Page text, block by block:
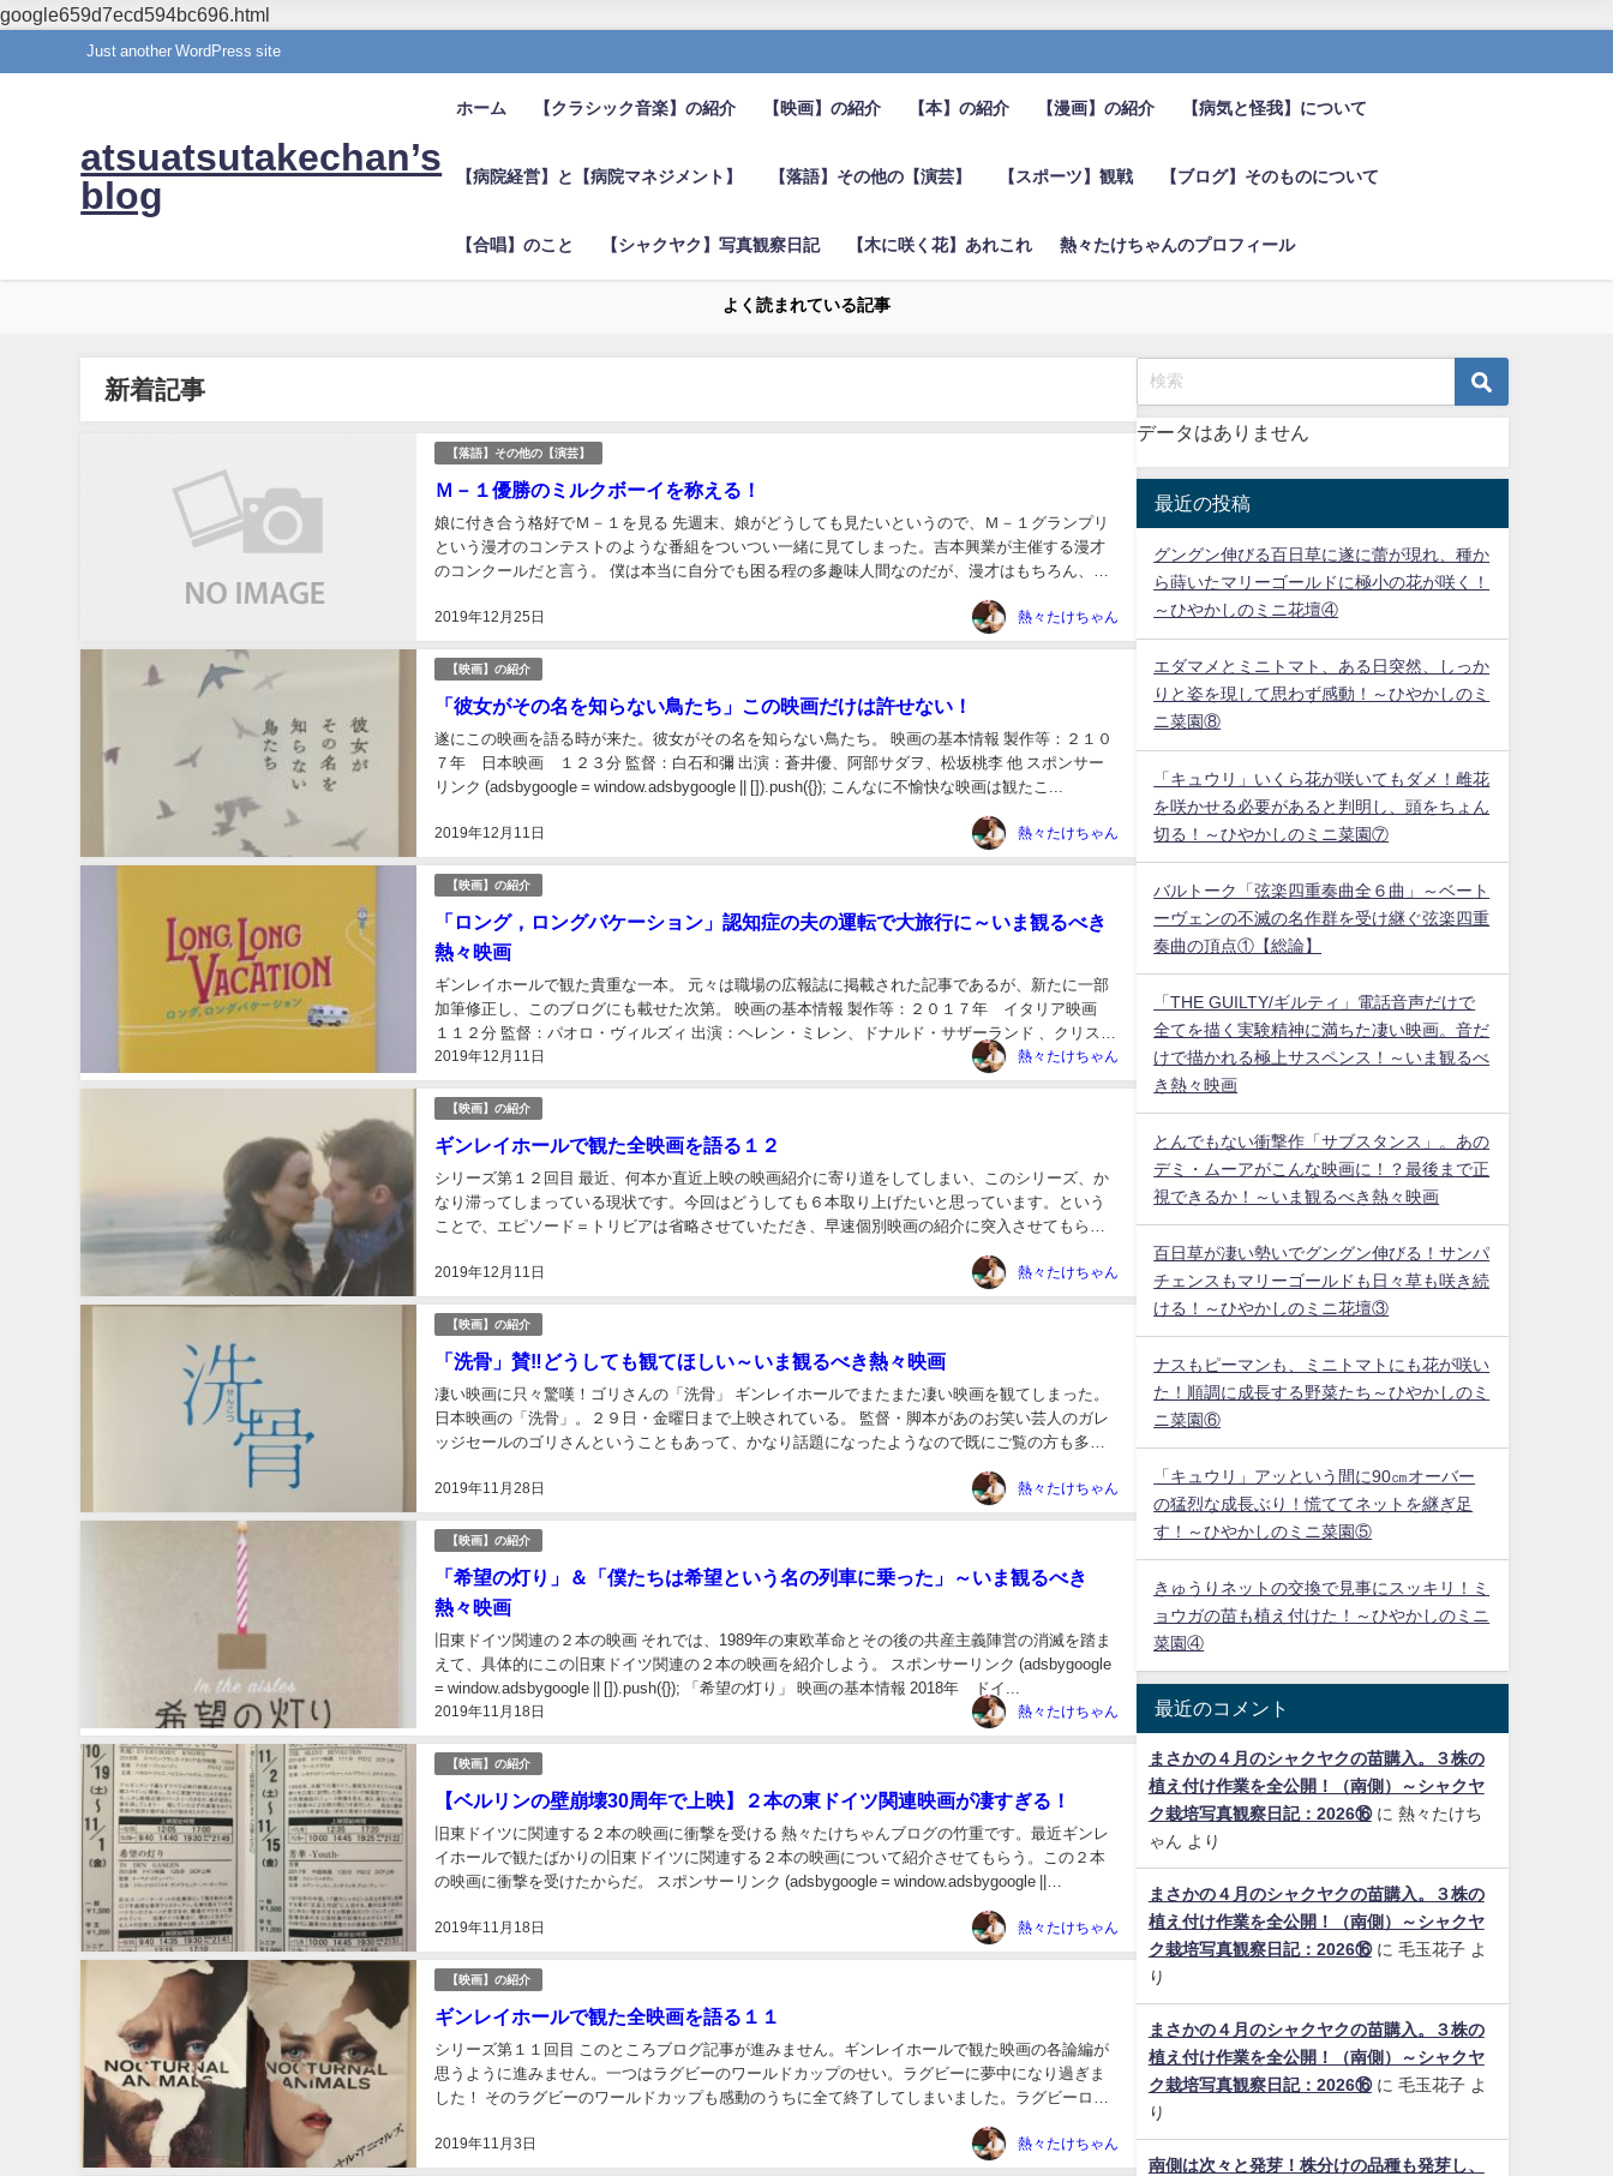
google659d7ecd594bc696.html
Just another WordPress site
atsuatsutakechan’s
blog
ホーム 【クラシック音楽】の紹介 【映画】の紹介 【本】の紹介 【漫画】の紹介 【病気と怪我】について
【病院経営】と【病院マネジメント】 【落語】その他の【演芸】 【スポーツ】観戦 【ブログ】そのものについて
【合唱】のこと 【シャクヤク】写真観察日記 【木に咲く花】あれこれ 熱々たけちゃんのプロフィール
よく読まれている記事
新着記事
【落語】その他の【演芸】
Ｍ－１優勝のミルクボーイを称える！
2019年12月25日
娘に付き合う格好でＭ－１を見る 先週末、娘がどうしても見たいというので、Ｍ－１グランプリ
という漫才のコンテストのような番組をついつい一緒に見てしまった。吉本興業が主催する漫才
のコンクールだと言う。 僕は本当に自分でも困る程の多趣味人間なのだが、漫才はもちろん、現
熱々たけちゃん
【映画】の紹介
「彼女がその名を知らない鳥たち」この映画だけは許せない！
2019年12月11日
遂にこの映画を語る時が来た。彼女がその名を知らない鳥たち。 映画の基本情報 製作等：２１０
７年 日本映画 １２３分 監督：白石和彌 出演：蒼井優、阿部サダヲ、松坂桃李 他 スポンサー
リンク (adsbygoogle = window.adsbygoogle || []).push({}); こんなに不愉快な映画は観たこ...
熱々たけちゃん
【映画】の紹介
「ロング，ロングバケーション」認知症の夫の運転で大旅行に～いま観るべき
熱々映画
2019年12月11日
ギンレイホールで観た貴重な一本。 元々は職場の広報誌に掲載された記事であるが、新たに一部
加筆修正し、このブログにも載せた次第。 映画の基本情報 製作等：２０１７年 イタリア映画
１１２分 監督：パオロ・ヴィルズィ 出演：ヘレン・ミレン、ドナルド・サザーランド 、クリスチ
ャン・マッケイ他 スポンサーリンク (adsbyg...
熱々たけちゃん
【映画】の紹介
ギンレイホールで観た全映画を語る１２
2019年12月11日
シリーズ第１２回目 最近、何本か直近上映の映画紹介に寄り道をしてしまい、このシリーズ、か
なり滞ってしまっている現状です。今回はどうしても６本取り上げたいと思っています。という
ことで、エピソード＝トリビアは省略させていただき、早速個別映画の紹介に突入させてもらい
熱々たけちゃん
【映画】の紹介
「洗骨」賛‼️どうしても観てほしい～いま観るべき熱々映画
2019年11月28日
凄い映画に只々驚嘆！ゴリさんの「洗骨」 ギンレイホールでまたまた凄い映画を観てしまった。
日本映画の「洗骨」。２９日・金曜日まで上映されている。 監督・脚本があのお笑い芸人のガレ
ッジセールのゴリさんということもあって、かなり話題になったようなので既にご覧の方も多い
熱々たけちゃん
【映画】の紹介
「希望の灯り」＆「僕たちは希望という名の列車に乗った」～いま観るべき
熱々映画
2019年11月18日
旧東ドイツ関連の２本の映画 それでは、1989年の東欧革命とその後の共産主義陣営の消滅を踏ま
えて、具体的にこの旧東ドイツ関連の２本の映画を紹介しよう。 スポンサーリンク (adsbygoogle
= window.adsbygoogle || []).push({}); 「希望の灯り」 映画の基本情報 2018年 ドイ...
熱々たけちゃん
【映画】の紹介
【ベルリンの壁崩壊30周年で上映】２本の東ドイツ関連映画が凄すぎる！
2019年11月18日
旧東ドイツに関連する２本の映画に衝撃を受ける 熱々たけちゃんブログの竹重です。最近ギンレ
イホールで観たばかりの旧東ドイツに関連する２本の映画について紹介させてもらう。この２本
の映画に衝撃を受けたからだ。 スポンサーリンク (adsbygoogle = window.adsbygoogle ||
熱々たけちゃん
【映画】の紹介
ギンレイホールで観た全映画を語る１１
2019年11月3日
シリーズ第１１回目 このところブログ記事が進みません。ギンレイホールで観た映画の各論編が
思うように進みません。一つはラグビーのワールドカップのせい。ラグビーに夢中になり過ぎま
した！ そのラグビーのワールドカップも感動のうちに全て終了してしまいました。ラグビーロス‼️
熱々たけちゃん
データはありません
最近の投稿
グングン伸びる百日草に遂に蕾が現れ、種か
ら蒔いたマリーゴールドに極小の花が咲く！
～ひやかしのミニ花壇④
エダマメとミニトマト、ある日突然、しっか
りと姿を現して思わず感動！～ひやかしのミ
ニ菜園⑧
「キュウリ」いくら花が咲いてもダメ！雌花
を咲かせる必要があると判明し、頭をちょん
切る！～ひやかしのミニ菜園⑦
バルトーク「弦楽四重奏曲全６曲」～ベート
ーヴェンの不滅の名作群を受け継ぐ弦楽四重
奏曲の頂点①【総論】
「THE GUILTY/ギルティ」電話音声だけで
全てを描く実験精神に満ちた凄い映画。音だ
けで描かれる極上サスペンス！～いま観るべ
き熱々映画
とんでもない衝撃作「サブスタンス」。あの
デミ・ムーアがこんな映画に！？最後まで正
視できるか！～いま観るべき熱々映画
百日草が凄い勢いでグングン伸びる！サンパ
チェンスもマリーゴールドも日々草も咲き続
ける！～ひやかしのミニ花壇③
ナスもピーマンも、ミニトマトにも花が咲い
た！順調に成長する野菜たち～ひやかしのミ
ニ菜園⑥
「キュウリ」アッという間に90㎝オーバー
の猛烈な成長ぶり！慌ててネットを継ぎ足
す！～ひやかしのミニ菜園⑤
きゅうりネットの交換で見事にスッキリ！ミ
ョウガの苗も植え付けた！～ひやかしのミニ
菜園④
最近のコメント
まさかの４月のシャクヤクの苗購入。３株の
植え付け作業を全公開！（南側）～シャクヤ
ク栽培写真観察日記：2026⑯に 熱々たけち
ゃん より
まさかの４月のシャクヤクの苗購入。３株の
植え付け作業を全公開！（南側）～シャクヤ
ク栽培写真観察日記：2026⑯に 毛玉花子よ
り
まさかの４月のシャクヤクの苗購入。３株の
植え付け作業を全公開！（南側）～シャクヤ
ク栽培写真観察日記：2026⑯に 毛玉花子よ
り
南側は次々と発芽！株分けの品種も発芽し、